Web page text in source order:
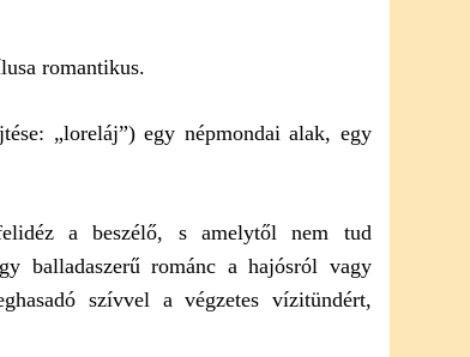
romantikus.
„loreláj”) egy népmondai alak, egy
a beszélő, s amelytől nem tud
balladaszerű románc a hajósról vagy
szívvel a végzetes vízitündért,